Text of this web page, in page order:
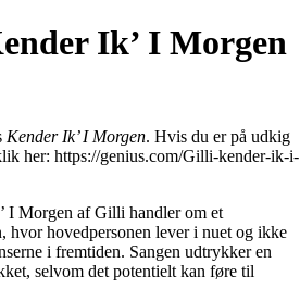
Ik’ I Morgen
Kender Ik’ I Morgen. Hvis du er på udkig
her: https://genius.com/Gilli-kender-ik-i-
I Morgen af Gilli handler om et
hvor hovedpersonen lever i nuet og ikke
i fremtiden. Sangen udtrykker en
selvom det potentielt kan føre til